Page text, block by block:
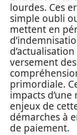
lourdes. Ces
simple oubli
mettent en
versement
primordiale.
impacts
enjeux de
démarches à
de paiement.